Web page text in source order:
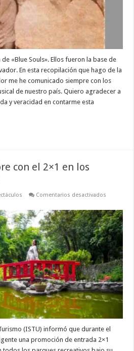
«Blue Souls». Ellos fueron la base de
En esta recopilación que hago de la
me he comunicado siempre con los
de nuestro país. Quiero agradecer a
y veracidad en contarme esta
con el 2×1 en los
Comentarios desactivados
con
el
2×1
en
los
parques
del
ISTU
(ISTU) informó que durante el
una promoción de entrada 2×1